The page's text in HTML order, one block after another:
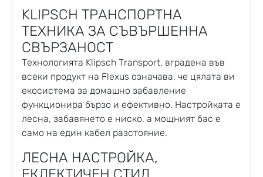
KLIPSCH ТРАНСПОРТНА
ТЕХНИКА ЗА СЪВЪРШЕННА
СВЪРЗАНОСТ
Технологията Klipsch Transport, вградена във
всеки продукт на Flexus означава, че цялата ви
екосистема за домашно забавление
функционира бързо и ефективно. Настройката е
лесна, забавянето е ниско, а мощният бас е
само на един кабел разстояние.
ЛЕСНА НАСТРОЙКА,